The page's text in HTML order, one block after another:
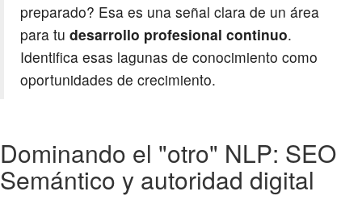
preparado? Esa es una señal clara de un área
para tu desarrollo profesional continuo.
Identifica esas lagunas de conocimiento como
oportunidades de crecimiento.
Dominando el "otro" NLP: SEO
Semántico y autoridad digital